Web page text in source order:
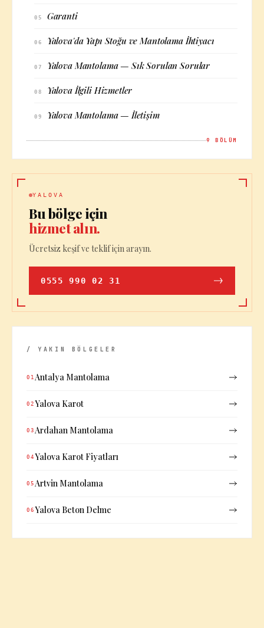
05 Garanti
06 Yalova'da Yapı Stoğu ve Mantolama İhtiyacı
07 Yalova Mantolama — Sık Sorulan Sorular
08 Yalova İlgili Hizmetler
09 Yalova Mantolama — İletişim
9 BÖLÜM
YALOVA
Bu bölge için
hizmet alın.
Ücretsiz keşif ve teklif için arayın.
0555 990 02 31
/ YAKIN BÖLGELER
01 Antalya Mantolama
02 Yalova Karot
03 Ardahan Mantolama
04 Yalova Karot Fiyatları
05 Artvin Mantolama
06 Yalova Beton Delme